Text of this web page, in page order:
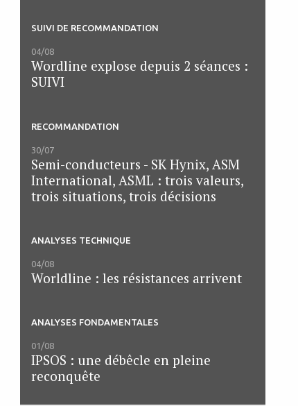
SUIVI DE RECOMMANDATION
04/08
Wordline explose depuis 2 séances :
SUIVI
RECOMMANDATION
30/07
Semi-conducteurs - SK Hynix, ASM
International, ASML : trois valeurs,
trois situations, trois décisions
ANALYSES TECHNIQUE
04/08
Worldline : les résistances arrivent
ANALYSES FONDAMENTALES
01/08
IPSOS : une débêcle en pleine
reconquête